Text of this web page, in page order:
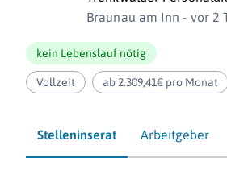
Braunau am Inn - vor 2
kein Lebenslauf nötig
Vollzeit ab 2.309,41€ pro Monat
Stelleninserat Arbeitgeber